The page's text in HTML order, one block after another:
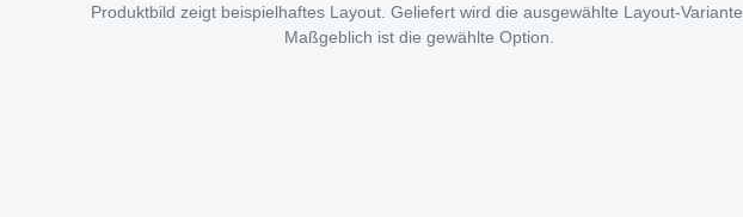
Produktbild zeigt beispielhaftes Layout. Geliefert wird die ausgewählte Layout-Variante.
Maßgeblich ist die gewählte Option.